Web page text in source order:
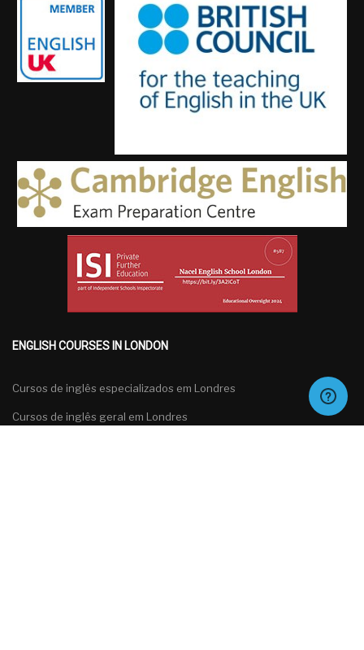
ENGLISH COURSES IN LONDON
Cursos de inglês especializados em Londres
Cursos de inglês geral em Londres